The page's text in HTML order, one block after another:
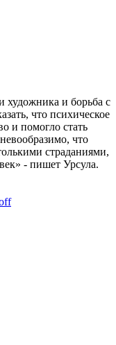
художника и борьба с
что психическое
и помогло стать
что
страданиями,
- пишет Урсула.